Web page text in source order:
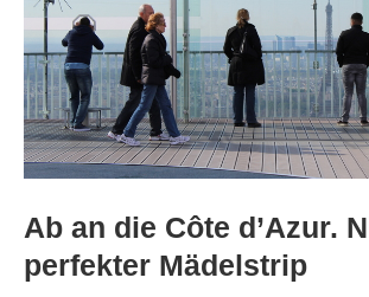
Ab an die Côte d’Azur.
perfekter Mädelstrip